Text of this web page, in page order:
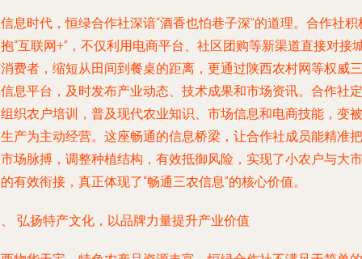
息时代，恒绿合作社深谙“酒香也怕巷子深”的道理。合作社积
“互联网+”，不仅利用电商平台、社区团购等新渠道直接对接
费者，缩短从田间到餐桌的距离，更通过陕西农村网等权威三
息平台，及时发布产业动态、技术成果和市场资讯。合作社定
织农户培训，普及现代农业知识、市场信息和电商技能，变被
产为主动经营。这座畅通的信息桥梁，让合作社成员能精准把
场脉搏，调整种植结构，有效抵御风险，实现了小农户与大市
有效衔接，真正体现了“畅通三农信息”的核心价值。
弘扬特产文化，以品牌力量提升产业价值